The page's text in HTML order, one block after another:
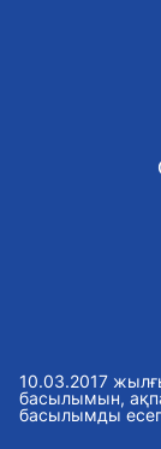
10.03.2017
басылымын,
басылымды